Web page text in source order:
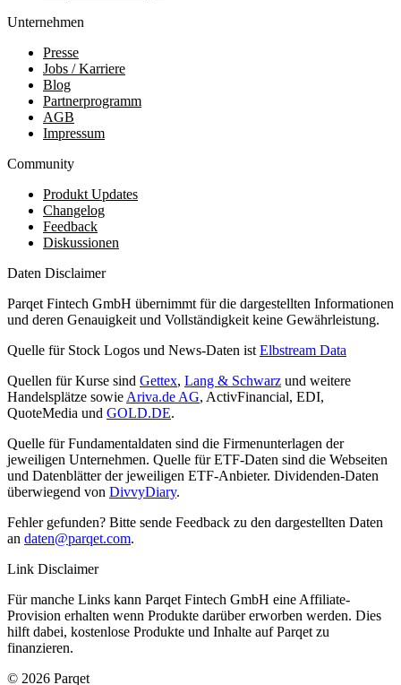
Unternehmen
Presse
Jobs / Karriere
Blog
Partnerprogramm
AGB
Impressum
Community
Produkt Updates
Changelog
Feedback
Diskussionen
Daten Disclaimer
Parqet Fintech GmbH übernimmt für die dargestellten Informationen
und deren Genauigkeit und Vollständigkeit keine Gewährleistung.
Quelle für Stock Logos und News-Daten ist Elbstream Data
Quellen für Kurse sind Gettex, Lang & Schwarz und weitere
Handelsplätze sowie Ariva.de AG, ActivFinancial, EDI,
QuoteMedia und GOLD.DE.
Quelle für Fundamentaldaten sind die Firmenunterlagen der
jeweiligen Unternehmen. Quelle für ETF-Daten sind die Webseiten
und Datenblätter der jeweiligen ETF-Anbieter. Dividenden-Daten
überwiegend von DivvyDiary.
Fehler gefunden? Bitte sende Feedback zu den dargestellten Daten
an daten@parqet.com.
Link Disclaimer
Für manche Links kann Parqet Fintech GmbH eine Affiliate-
Provision erhalten wenn Produkte darüber erworben werden. Dies
hilft dabei, kostenlose Produkte und Inhalte auf Parqet zu
finanzieren.
© 2026 Parqet